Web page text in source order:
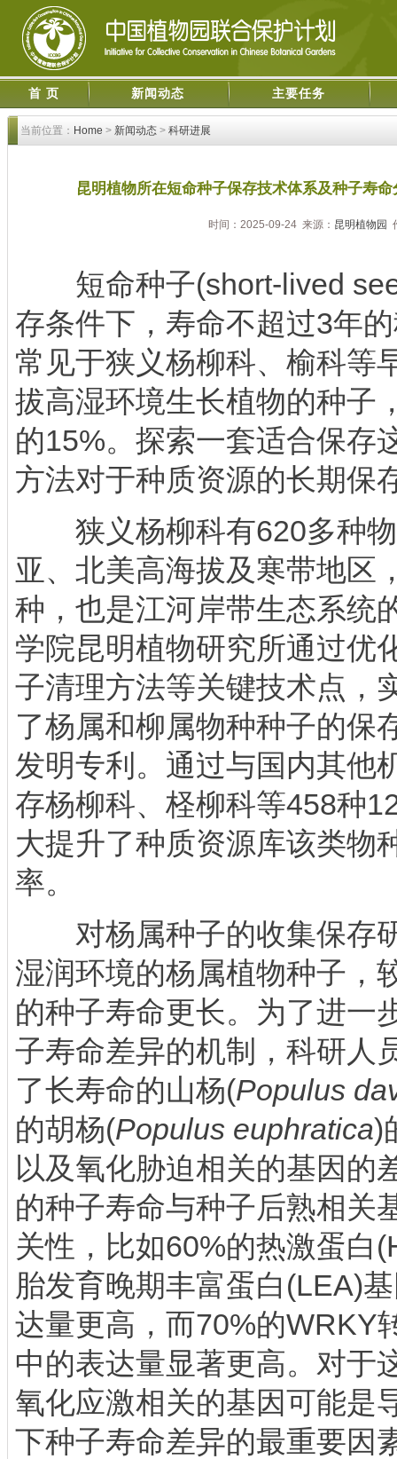
首 页 新闻动态 主要任务
当前位置： Home > 新闻动态 > 科研进展
昆明植物所在短命种子保存技术体系及种子寿
时间：2025-09-24 来源： 昆明植物园
短命种子(short-lived
存条件下，寿命不超过3年
常见于狭义杨柳科、榆科等
拔高湿环境生长植物的种子
的15%。探索一套适合保存
方法对于种质资源的长期保
狭义杨柳科有620多种物
亚、北美高海拔及寒带地区
种，也是江河岸带生态系统
学院昆明植物研究所通过优
子清理方法等关键技术点，
了杨属和柳属物种种子的保
发明专利。通过与国内其他
存杨柳科、柽柳科等458种
大提升了种质资源库该类物
率。
对杨属种子的收集保存
湿润环境的杨属植物种子，
的种子寿命更长。为了进一
子寿命差异的机制，科研人
了长寿命的山杨(Populus
的胡杨(Populus euphratica)
以及氧化胁迫相关的基因的
的种子寿命与种子后熟相关
关性，比如60%的热激蛋
胎发育晚期丰富蛋白(LEA)
达量更高，而70%的WRKY
中的表达量显著更高。对于
氧化应激相关的基因可能是
下种子寿命差异的最重要因